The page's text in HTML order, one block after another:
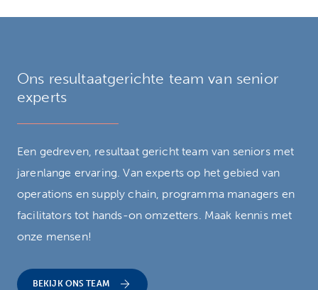
Ons resultaatgerichte team van senior
experts
Een gedreven, resultaat gericht team van seniors met
jarenlange ervaring. Van experts op het gebied van
operations en supply chain, programma managers en
facilitators tot hands-on omzetters. Maak kennis met
onze mensen!
BEKIJK ONS TEAM